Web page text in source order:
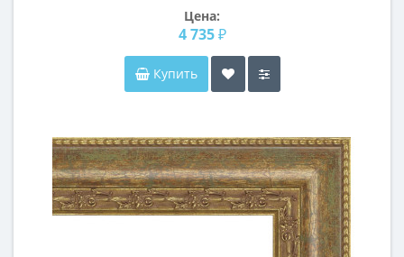
Цена:
4 735 ₽
Купить